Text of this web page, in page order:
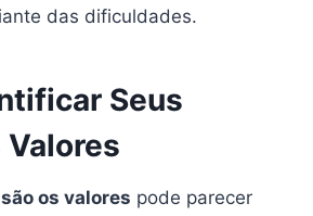
das dificuldades.
Seus
os valores pode parecer